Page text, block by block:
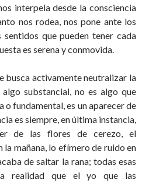
interpela desde la consciencia
nos rodea, nos pone ante los
que pueden tener cada
es serena y conmovida.
busca activamente neutralizar la
substancial, no es algo que
o fundamental, es un aparecer de
es siempre, en última instancia,
de las flores de cerezo, el
mañana, lo efímero de ruido en
de saltar la rana; todas esas
realidad que el yo que las